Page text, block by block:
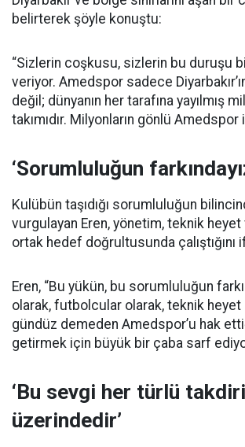
belirterek şöyle konuştu:
“Sizlerin coşkusu, sizlerin bu duruşu
veriyor. Amedspor sadece
değil; dünyanın her tarafına yayılmış
takımıdır. Milyonların gönlü Amedspor
‘Sorumluluğun
Kulübün taşıdığı sorumluluğun
vurgulayan Eren, yönetim, teknik
ortak hedef doğrultusunda çalıştığını
Eren, “Bu yükün, bu sorumluluğun
olarak, futbolcular olarak, teknik
gündüz demeden Amedspor’u hak
getirmek için büyük bir çaba sarf
‘Bu sevgi her türlü
üzerindedir’